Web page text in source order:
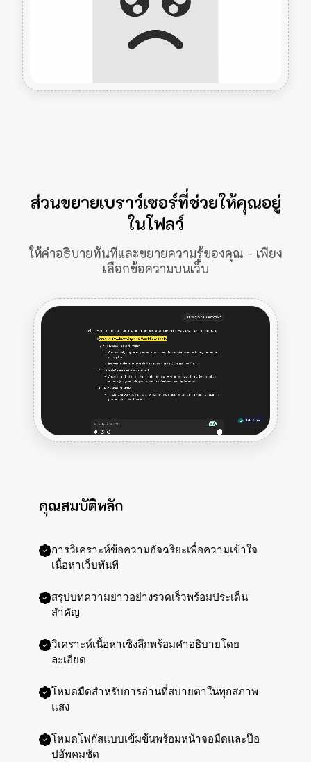
ส่วนขยายเบราว์เซอร์ที่ช่วยให้คุณอยู่
ในโฟลว์
ให้คำอธิบายทันทีและขยายความรู้ของคุณ - เพียง
เลือกข้อความบนเว็บ
คุณสมบัติหลัก
การวิเคราะห์ข้อความอัจฉริยะเพื่อความเข้าใจ
เนื้อหาเว็บทันที
สรุปบทความยาวอย่างรวดเร็วพร้อมประเด็น
สำคัญ
วิเคราะห์เนื้อหาเชิงลึกพร้อมคำอธิบายโดย
ละเอียด
โหมดมืดสำหรับการอ่านที่สบายตาในทุกสภาพ
แสง
โหมดโฟกัสแบบเข้มข้นพร้อมหน้าจอมืดและป๊อ
ปอัพคมชัด